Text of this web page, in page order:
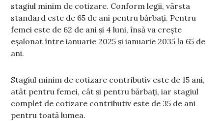
stagiul minim de cotizare. Conform legii, vârsta
standard este de 65 de ani pentru bărbaţi. Pentru
femei este de 62 de ani și 4 luni, însă va crește
eșalonat între ianuarie 2025 și ianuarie 2035 la 65 de
ani.
Stagiul minim de cotizare contributiv este de 15 ani,
atât pentru femei, cât şi pentru bărbaţi, iar stagiul
complet de cotizare contributiv este de 35 de ani
pentru toată lumea.